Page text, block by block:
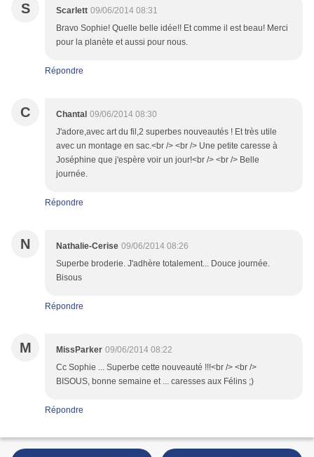
S Scarlett 09/06/2014 08:31
Bravo Sophie! Quelle belle idée!! Et comme il est beau! Merci
pour la planète et aussi pour nous.
Répondre
C Chantal 09/06/2014 08:30
J'adore,avec art du fil,2 superbes nouveautés ! Et très utile
avec un montage en sac.<br /> <br /> Une petite caresse à
Joséphine que j'espère voir un jour!<br /> <br /> Belle
journée.
Répondre
N Nathalie-Cerise 09/06/2014 08:26
Superbe broderie. J'adhère totalement... Douce journée.
Bisous
Répondre
M MissParker 09/06/2014 08:22
Cc Sophie ... Superbe cette nouveauté !!!<br /> <br />
BISOUS, bonne semaine et ... caresses aux Félins ;)
Répondre